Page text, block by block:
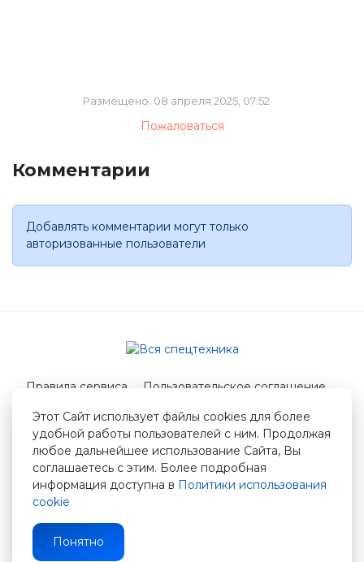
Размещено: 08 апреля 2025, 07:52
Пожаловаться
Комментарии
Добавлять комментарии могут только
авторизованные пользователи
Этот Сайт использует файлы cookies для более
удобной работы пользователей с ним. Продолжая
любое дальнейшее использование Сайта, Вы
соглашаетесь с этим. Более подробная
информация доступна в Политики использования
cookie
Понятно
Правила сервиса
Пользовательское соглашение
© 2026 Вся спецтехника
info@vstshop.ru